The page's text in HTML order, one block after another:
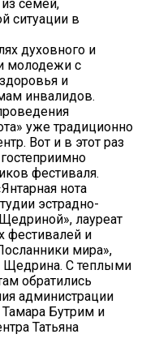
семей,
ситуации в
духовного и
молодежи с
и
инвалидов.
уже традиционно
Вот и в этот раз
фестиваля.
нота
эстрадно-
лауреат
фестивалей и
мира»,
Щедрина. С теплыми
обратились
администрации
Тамара Бутрим и
Татьяна